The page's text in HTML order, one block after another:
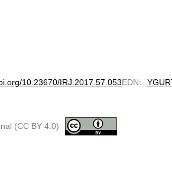
10.23670/IRJ.2017.57.053EDN:
(CC BY 4.0)